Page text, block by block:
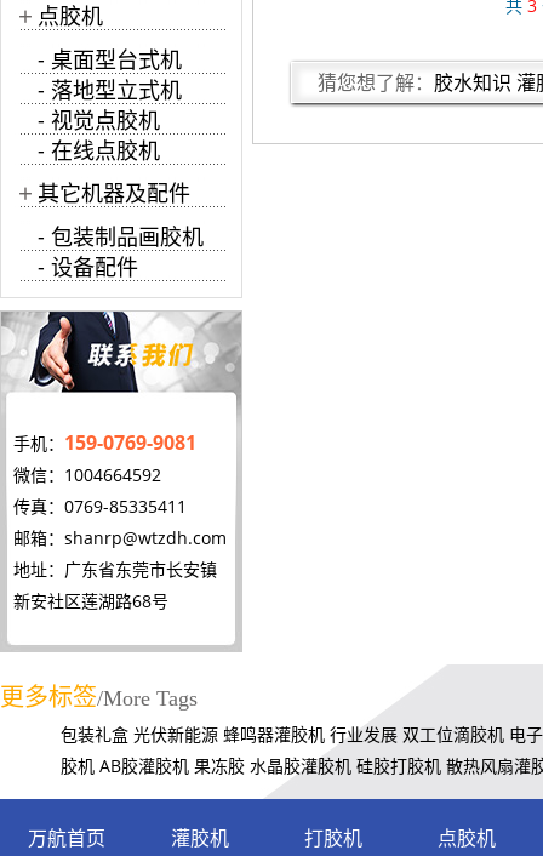
共 3
猜您想了解： 胶水知识 灌
+ 点胶机
- 桌面型台式机
- 落地型立式机
- 视觉点胶机
- 在线点胶机
+ 其它机器及配件
- 包装制品画胶机
- 设备配件
手机： 159-0769-9081
微信：1004664592
传真：0769-85335411
邮箱： shanrp@wtzdh.com
地址：广东省东莞市长安镇
新安社区莲湖路68号
更多标签/More Tags
包装礼盒 光伏新能源 蜂鸣器灌胶机 行业发展 双工位滴胶机 电
胶机 AB胶灌胶机 果冻胶 水晶胶灌胶机 硅胶打胶机 散热风扇灌
万航首页 灌胶机 打胶机 点胶机